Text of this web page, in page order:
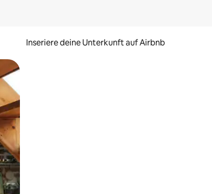
Inseriere deine Unterkunft auf Airbnb